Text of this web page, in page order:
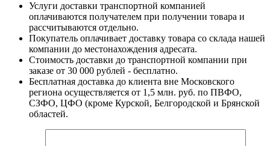
Услуги доставки транспортной компанией
оплачиваются получателем при получении товара и
рассчитываются отдельно.
Покупатель оплачивает доставку товара со склада нашей
компании до местонахождения адресата.
Стоимость доставки до транспортной компании при
заказе от 30 000 рублей - бесплатно.
Бесплатная доставка до клиента вне Московского
региона осуществляется от 1,5 млн. руб. по ПВФО,
СЗФО, ЦФО (кроме Курской, Белгородской и Брянской
областей.